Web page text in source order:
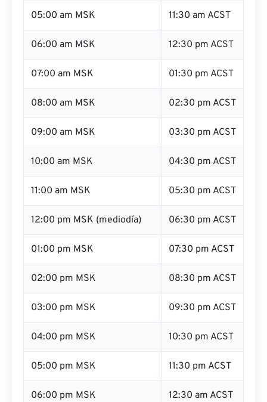
05:00 am MSK 11:30 am ACST
06:00 am MSK 12:30 pm ACST
07:00 am MSK 01:30 pm ACST
08:00 am MSK 02:30 pm ACST
09:00 am MSK 03:30 pm ACST
10:00 am MSK 04:30 pm ACST
11:00 am MSK 05:30 pm ACST
12:00 pm MSK (mediodía) 06:30 pm ACST
01:00 pm MSK 07:30 pm ACST
02:00 pm MSK 08:30 pm ACST
03:00 pm MSK 09:30 pm ACST
04:00 pm MSK 10:30 pm ACST
05:00 pm MSK 11:30 pm ACST
06:00 pm MSK 12:30 am ACST